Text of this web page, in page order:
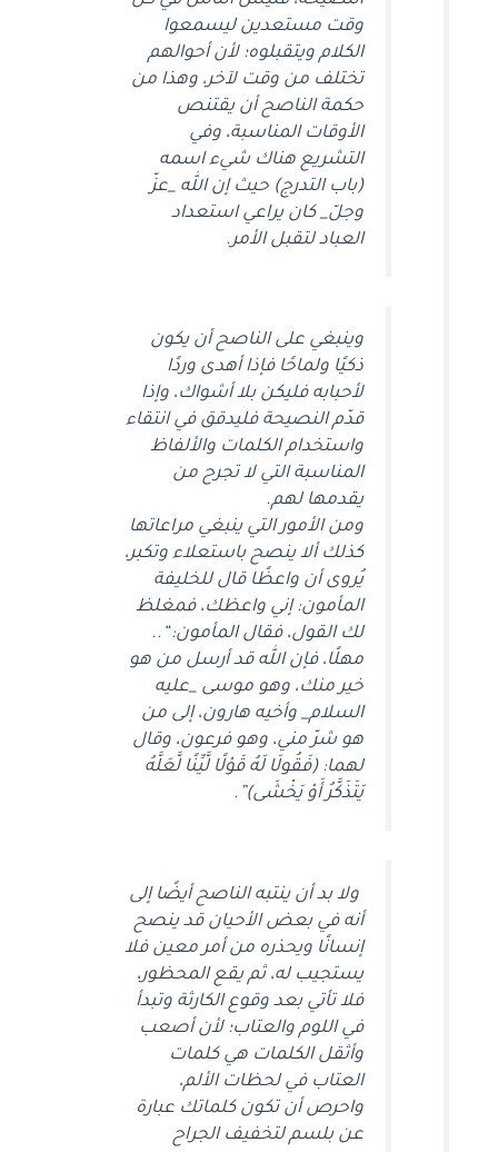
وقت مستعدين ليسمعوا
الكلام ويتقبلوه؛ لأن أحوالهم
تختلف من وقت لآخر، وهذا من
حكمة الناصح أن يقتنص
الأوقات المناسبة، وفي
التشريع هناك شيء اسمه
(باب التدرج) حيث إن الله _عزّ
وجلّ_ كان يراعي استعداد
العباد لتقبل الأمر.
وينبغي على الناصح أن يكون
ذكيًا ولماحًا فإذا أهدى وردًا
لأحبابه فليكن بلا أشواك، وإذا
قدّم النصيحة فليدقق في انتقاء
واستخدام الكلمات والألفاظ
المناسبة التي لا تجرح من
يقدمها لهم.
ومن الأمور التي ينبغي مراعاتها
كذلك ألا ينصح باستعلاء وتكبر،
يُروى أن واعظًا قال للخليفة
المأمون: إني واعظك، فمغلظ
لك القول، فقال المأمون: “..
مهلًا، فإن الله قد أرسل من هو
خير منك، وهو موسى _عليه
السلام_ وأخيه هارون، إلى من
هو شرّ مني، وهو فرعون، وقال
لهما: (فَقُولَا لَهُ قَوْلًا لَّيِّنًا لَّعَلَّهُ
يَتَذَكَّرُ أَوْ يَخْشَى)”.
ولا بد أن ينتبه الناصح أيضًا إلى
أنه في بعض الأحيان قد ينصح
إنسانًا ويحذره من أمر معين فلا
يستجيب له، ثم يقع المحظور،
فلا تأتي بعد وقوع الكارثة وتبدأ
في اللوم والعتاب؛ لأن أصعب
وأثقل الكلمات هي كلمات
العتاب في لحظات الألم،
واحرص أن تكون كلماتك عبارة
عن بلسم لتخفيف الجراح